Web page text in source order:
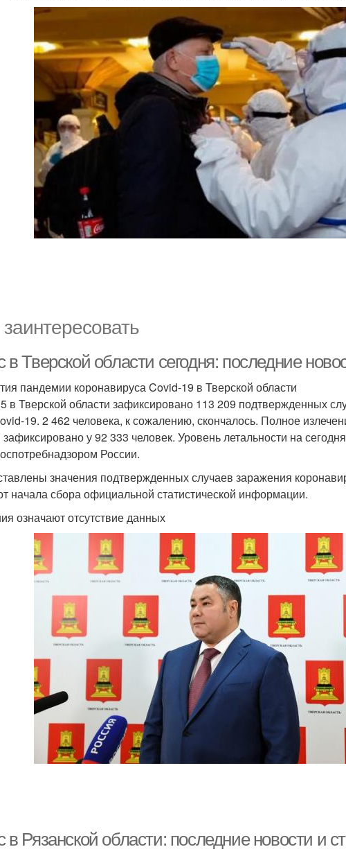
в Тверской области сегодня: последние
пандемии коронавируса Covid-19 в Тверской области
в Тверской области зафиксировано 113 209 подтвержденных
19. 2 462 человека, к сожалению, скончалось. Полное
зафиксировано у 92 333 человек. Уровень летальности на
России.
значения подтвержденных случаев заражения
начала сбора официальной статистической информации.
означают отсутствие данных
в Рязанской области: последние новости и